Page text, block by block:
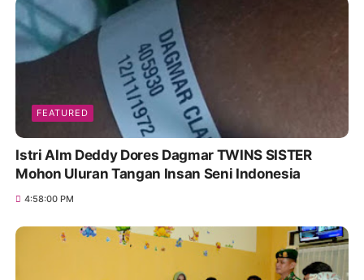
FEATURED
Istri Alm Deddy Dores Dagmar TWINS SISTER
Mohon Uluran Tangan Insan Seni Indonesia
4:58:00 PM